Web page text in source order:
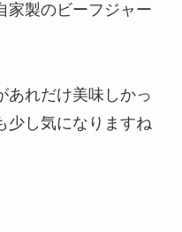
家製のビーフジャー
あれだけ美味しかっ
少し気になりますね